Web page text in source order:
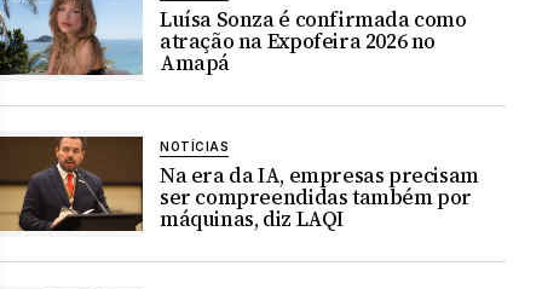
Luísa Sonza é confirmada como
atração na Expofeira 2026 no
Amapá
NOTÍCIAS
Na era da IA, empresas precisam
ser compreendidas também por
máquinas, diz LAQI